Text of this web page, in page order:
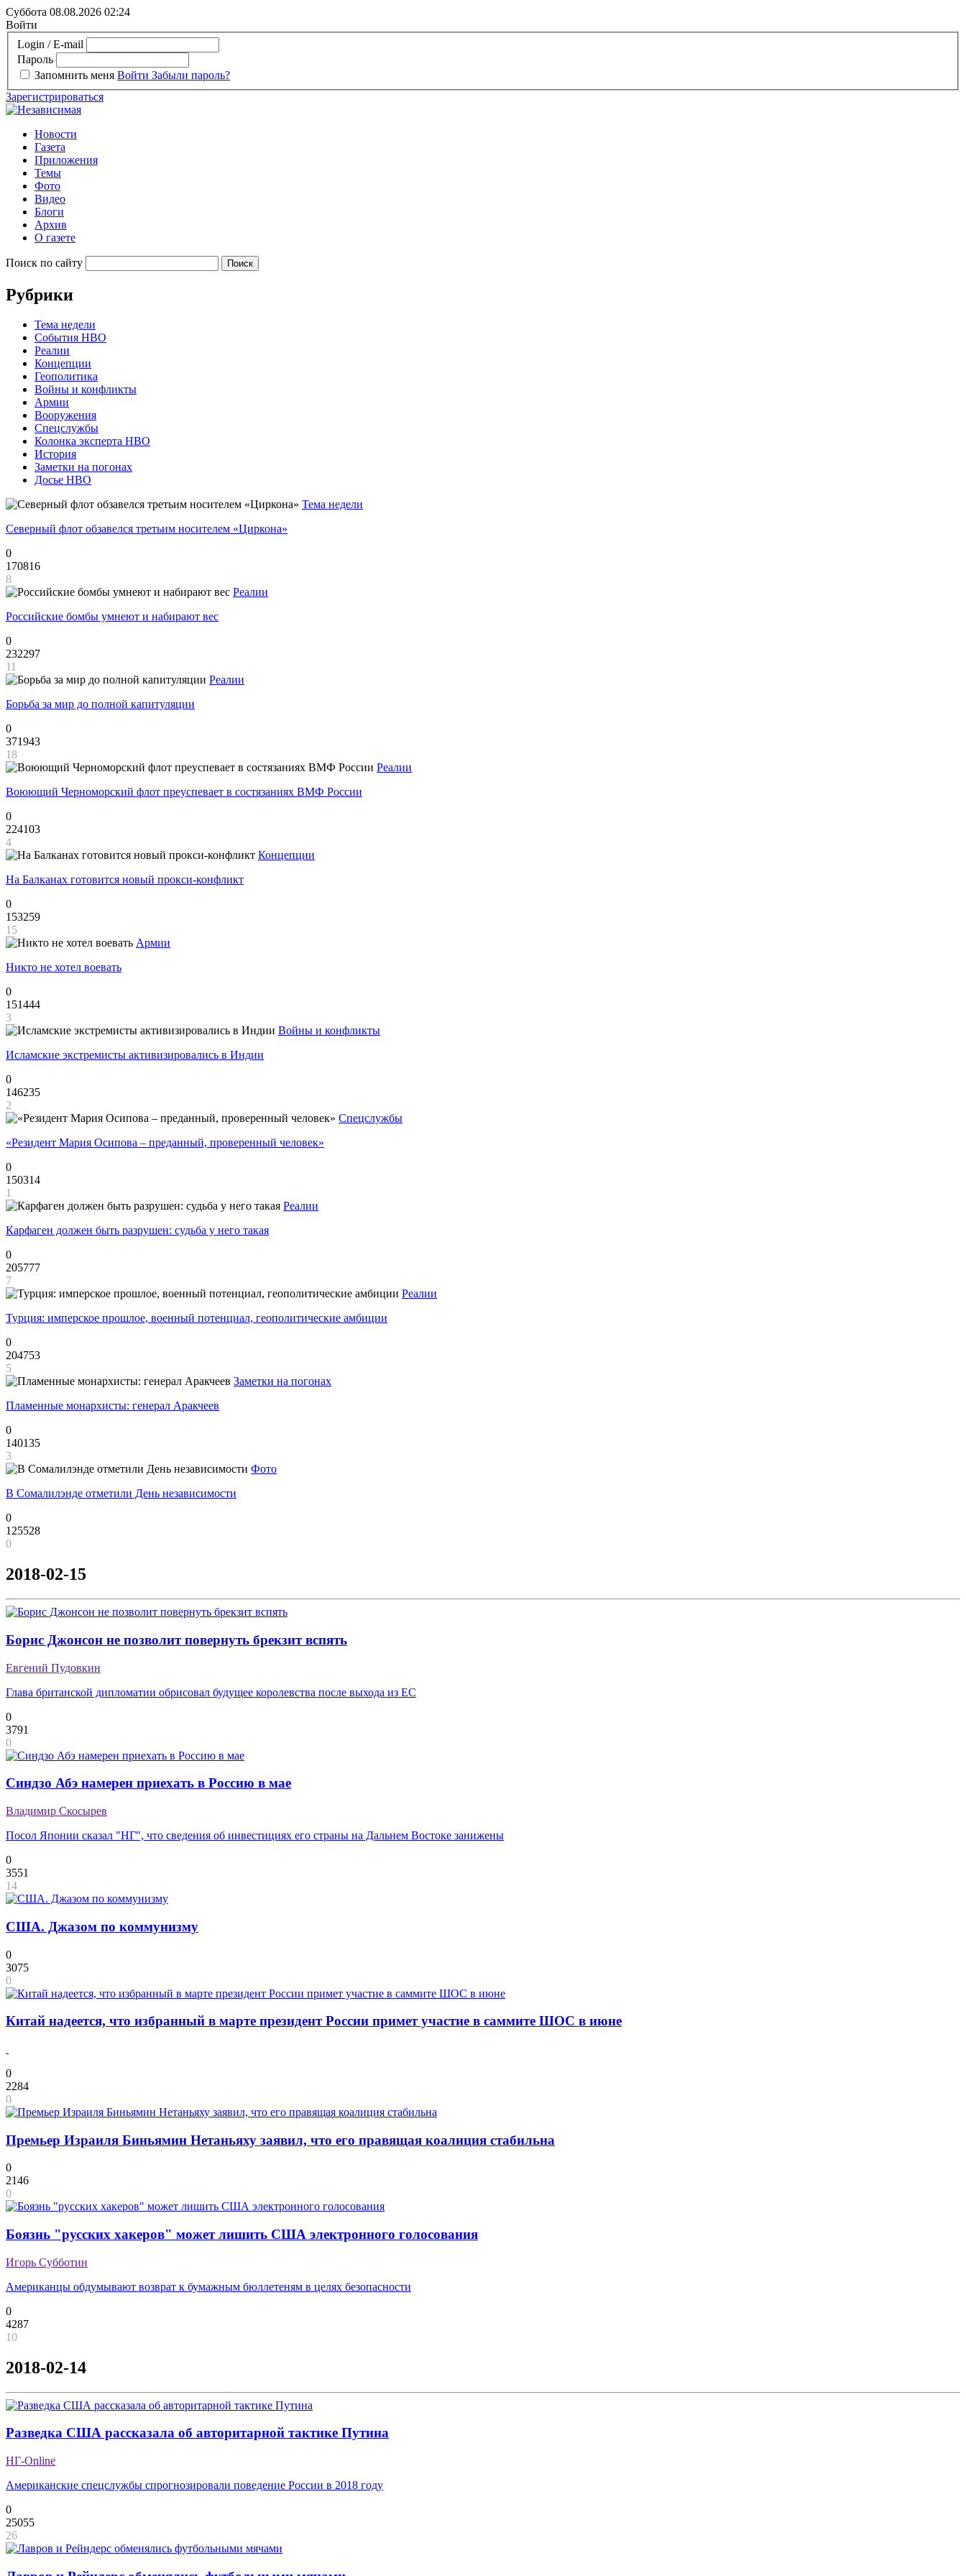
Суббота 08.08.2026 02:24
Войти
Login / E-mail
Пароль
Запомнить меня Войти Забыли пароль?
Зарегистрироваться
Новости
Газета
Приложения
Темы
Фото
Видео
Блоги
Архив
О газете
Поиск по сайту
Рубрики
Тема недели
События НВО
Реалии
Концепции
Геополитика
Войны и конфликты
Армии
Вооружения
Спецслужбы
Колонка эксперта НВО
История
Заметки на погонах
Досье НВО
Тема недели
Северный флот обзавелся третьим носителем «Циркона»
0
170816
8
Реалии
Российские бомбы умнеют и набирают вес
0
232297
11
Реалии
Борьба за мир до полной капитуляции
0
371943
18
Реалии
Воюющий Черноморский флот преуспевает в состязаниях ВМФ России
0
224103
4
Концепции
На Балканах готовится новый прокси-конфликт
0
153259
15
Армии
Никто не хотел воевать
0
151444
3
Войны и конфликты
Исламские экстремисты активизировались в Индии
0
146235
2
Спецслужбы
«Резидент Мария Осипова – преданный, проверенный человек»
0
150314
1
Реалии
Карфаген должен быть разрушен: судьба у него такая
0
205777
7
Реалии
Турция: имперское прошлое, военный потенциал, геополитические амбиции
0
204753
5
Заметки на погонах
Пламенные монархисты: генерал Аракчеев
0
140135
3
Фото
В Сомалилэнде отметили День независимости
0
125528
0
2018-02-15
Борис Джонсон не позволит повернуть брекзит вспять
Евгений Пудовкин
Глава британской дипломатии обрисовал будущее королевства после выхода из ЕС
0
3791
0
Синдзо Абэ намерен приехать в Россию в мае
Владимир Скосырев
Посол Японии сказал "НГ", что сведения об инвестициях его страны на Дальнем Востоке занижены
0
3551
14
США. Джазом по коммунизму
0
3075
0
Китай надеется, что избранный в марте президент России примет участие в саммите ШОС в июне
0
2284
0
Премьер Израиля Биньямин Нетаньяху заявил, что его правящая коалиция стабильна
0
2146
0
Боязнь "русских хакеров" может лишить США электронного голосования
Игорь Субботин
Американцы обдумывают возврат к бумажным бюллетеням в целях безопасности
0
4287
10
2018-02-14
Разведка США рассказала об авторитарной тактике Путина
НГ-Online
Американские спецслужбы спрогнозировали поведение России в 2018 году
0
25055
26